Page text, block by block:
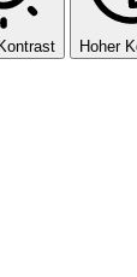
Hoher